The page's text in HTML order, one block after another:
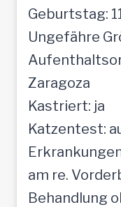
Geburtstag:
Ungefähre
Zaragoza
Kastriert: ja
Katzentest:
am re.
Behandlung